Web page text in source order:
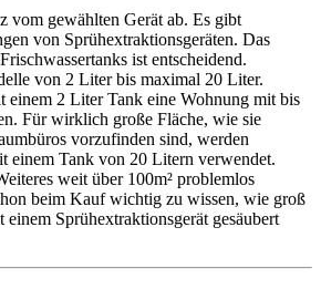
vom gewählten Gerät ab. Es gibt
von Sprühextraktionsgeräten. Das
ist entscheidend.
von 2 Liter bis maximal 20 Liter.
einem 2 Liter Tank eine Wohnung mit bis
Für wirklich große Fläche, wie sie
vorzufinden sind, werden
einem Tank von 20 Litern verwendet.
weit über 100m² problemlos
beim Kauf wichtig zu wissen, wie groß
Sprühextraktionsgerät gesäubert